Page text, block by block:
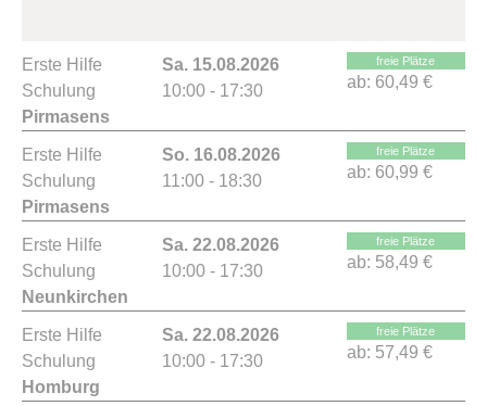
Erste Hilfe
Schulung
Pirmasens
Sa. 15.08.2026
10:00 - 17:30
freie Plätze
ab: 60,49 €
Erste Hilfe
Schulung
Pirmasens
So. 16.08.2026
11:00 - 18:30
freie Plätze
ab: 60,99 €
Erste Hilfe
Schulung
Neunkirchen
Sa. 22.08.2026
10:00 - 17:30
freie Plätze
ab: 58,49 €
Erste Hilfe
Schulung
Homburg
Sa. 22.08.2026
10:00 - 17:30
freie Plätze
ab: 57,49 €